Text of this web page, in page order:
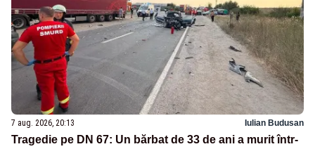
7 aug. 2026, 20:13 Iulian Budusan
Tragedie pe DN 67: Un bărbat de 33 de ani a murit într-